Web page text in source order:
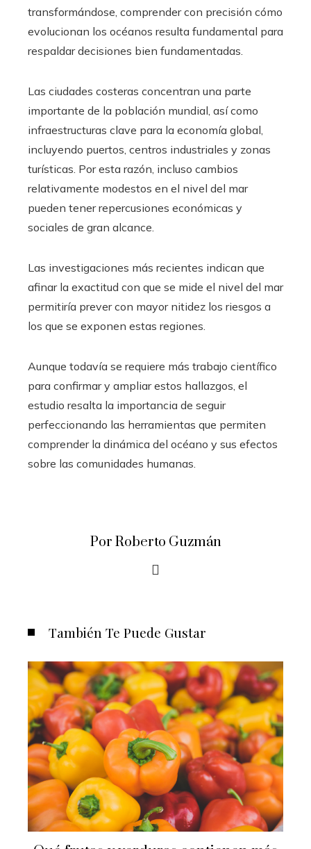
transformándose, comprender con precisión cómo
evolucionan los océanos resulta fundamental para
respaldar decisiones bien fundamentadas.
Las ciudades costeras concentran una parte
importante de la población mundial, así como
infraestructuras clave para la economía global,
incluyendo puertos, centros industriales y zonas
turísticas. Por esta razón, incluso cambios
relativamente modestos en el nivel del mar
pueden tener repercusiones económicas y
sociales de gran alcance.
Las investigaciones más recientes indican que
afinar la exactitud con que se mide el nivel del mar
permitiría prever con mayor nitidez los riesgos a
los que se exponen estas regiones.
Aunque todavía se requiere más trabajo científico
para confirmar y ampliar estos hallazgos, el
estudio resalta la importancia de seguir
perfeccionando las herramientas que permiten
comprender la dinámica del océano y sus efectos
sobre las comunidades humanas.
Por Roberto Guzmán
También Te Puede Gustar